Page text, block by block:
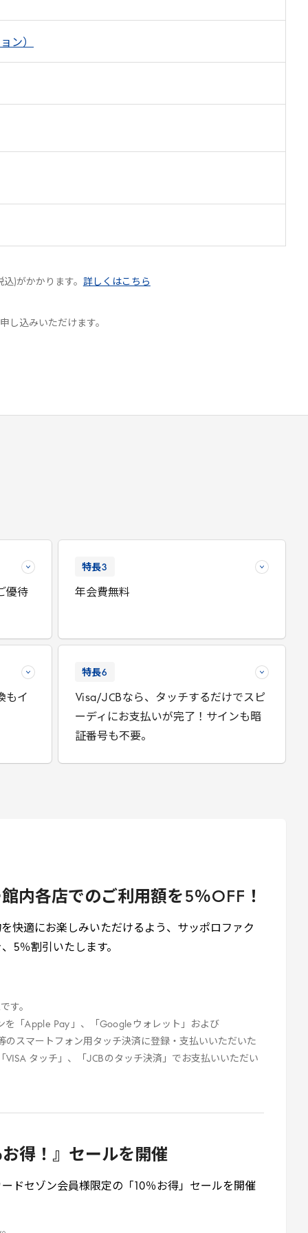
ン）
込)がかかります。 詳しくはこちら
し込みいただけます。
優待
特長3
年会費無料
もイ
特長6
Visa/JCBなら、タッチするだけでスピ
ーディにお支払いが完了！サインも暗
証番号も不要。
内各店でのご利用額を 5％OFF ！
快適にお楽しみいただけるよう、サッポロファク
5％割引いたします。
です。
を「 Apple Pay 」、「 Google ウォレット」および
のスマートフォン用タッチ決済に登録・支払いいただいた
VISA タッチ」、「 JCB のタッチ決済」でお支払いいただい
お得！』セールを開催
ドセゾン会員様限定の「 10％お得」セールを開催